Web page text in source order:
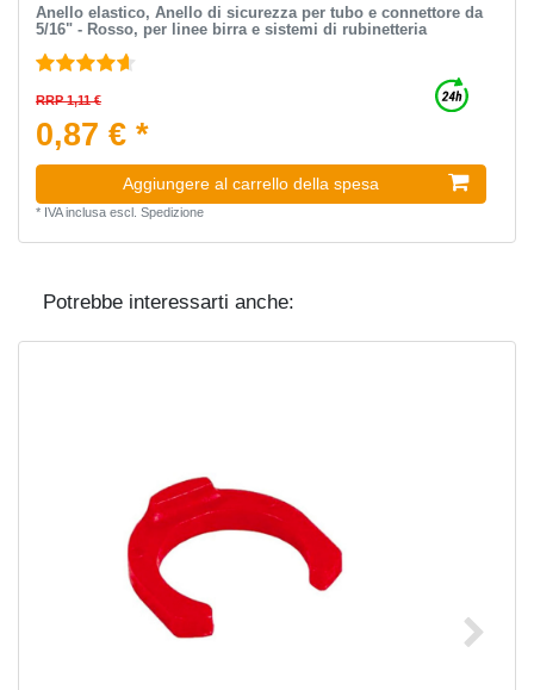
Anello elastico, Anello di sicurezza per tubo e connettore da
5/16" - Rosso, per linee birra e sistemi di rubinetteria
RRP 1,11 €
0,87 € *
Aggiungere al carrello della spesa
* IVA inclusaescl. Spedizione
Potrebbe interessarti anche: